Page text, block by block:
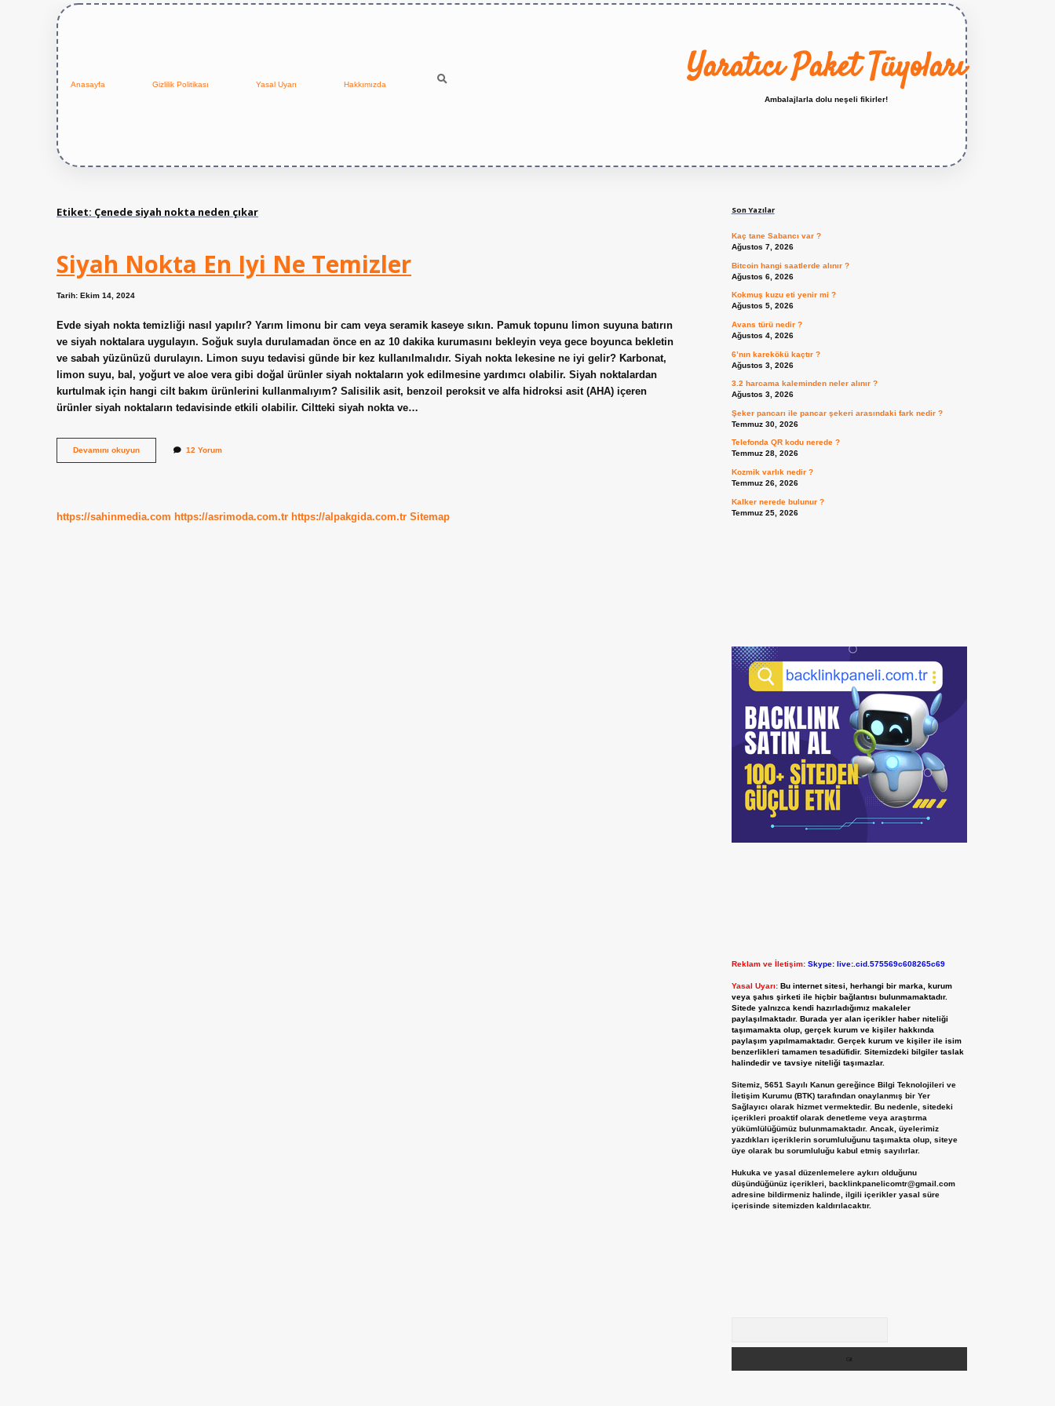
Anasayfa Gizlilik Politikası Yasal Uyarı Hakkımızda Yaratıcı Paket Tüyoları
Ambalajlarla dolu neşeli fikirler!
Etiket: Çenede siyah nokta neden çıkar
Siyah Nokta En Iyi Ne Temizler
Tarih: Ekim 14, 2024
Evde siyah nokta temizliği nasıl yapılır? Yarım limonu bir cam veya seramik kaseye sıkın. Pamuk topunu limon suyuna batırın
ve siyah noktalara uygulayın. Soğuk suyla durulamadan önce en az 10 dakika kurumasını bekleyin veya gece boyunca bekletin
ve sabah yüzünüzü durulayın. Limon suyu tedavisi günde bir kez kullanılmalıdır. Siyah nokta lekesine ne iyi gelir? Karbonat,
limon suyu, bal, yoğurt ve aloe vera gibi doğal ürünler siyah noktaların yok edilmesine yardımcı olabilir. Siyah noktalardan
kurtulmak için hangi cilt bakım ürünlerini kullanmalıyım? Salisilik asit, benzoil peroksit ve alfa hidroksi asit (AHA) içeren
ürünler siyah noktaların tedavisinde etkili olabilir. Ciltteki siyah nokta ve…
Devamını okuyunSiyah
Nokta
12 Yorum
https://sahinmedia.com https://asrimoda.com.tr https://alpakgida.com.tr Sitemap
Son Yazılar
Kaç tane Sabancı var ?
Ağustos 7, 2026
Bitcoin hangi saatlerde alınır ?
Ağustos 6, 2026
Kokmuş kuzu eti yenir mi ?
Ağustos 5, 2026
Avans türü nedir ?
Ağustos 4, 2026
6’nın karekökü kaçtır ?
Ağustos 3, 2026
3.2 harcama kaleminden neler alınır ?
Ağustos 3, 2026
Şeker pancarı ile pancar şekeri arasındaki fark nedir ?
Temmuz 30, 2026
Telefonda QR kodu nerede ?
Temmuz 28, 2026
Kozmik varlık nedir ?
Temmuz 26, 2026
Kalker nerede bulunur ?
Temmuz 25, 2026
Reklam ve İletişim: Skype: live:.cid.575569c608265c69
Yasal Uyarı: Bu internet sitesi, herhangi bir marka, kurum
veya şahıs şirketi ile hiçbir bağlantısı bulunmamaktadır.
Sitede yalnızca kendi hazırladığımız makaleler
paylaşılmaktadır. Burada yer alan içerikler haber niteliği
taşımamakta olup, gerçek kurum ve kişiler hakkında
paylaşım yapılmamaktadır. Gerçek kurum ve kişiler ile isim
benzerlikleri tamamen tesadüfidir. Sitemizdeki bilgiler taslak
halindedir ve tavsiye niteliği taşımazlar.
Sitemiz, 5651 Sayılı Kanun gereğince Bilgi Teknolojileri ve
İletişim Kurumu (BTK) tarafından onaylanmış bir Yer
Sağlayıcı olarak hizmet vermektedir. Bu nedenle, sitedeki
içerikleri proaktif olarak denetleme veya araştırma
yükümlülüğümüz bulunmamaktadır. Ancak, üyelerimiz
yazdıkları içeriklerin sorumluluğunu taşımakta olup, siteye
üye olarak bu sorumluluğu kabul etmiş sayılırlar.
Hukuka ve yasal düzenlemelere aykırı olduğunu
düşündüğünüz içerikleri, backlinkpanelicomtr@gmail.com
adresine bildirmeniz halinde, ilgili içerikler yasal süre
içerisinde sitemizden kaldırılacaktır.